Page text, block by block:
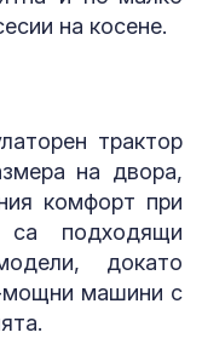
на косене.
трактор
на двора,
комфорт при
подходящи
докато
мощни машини с